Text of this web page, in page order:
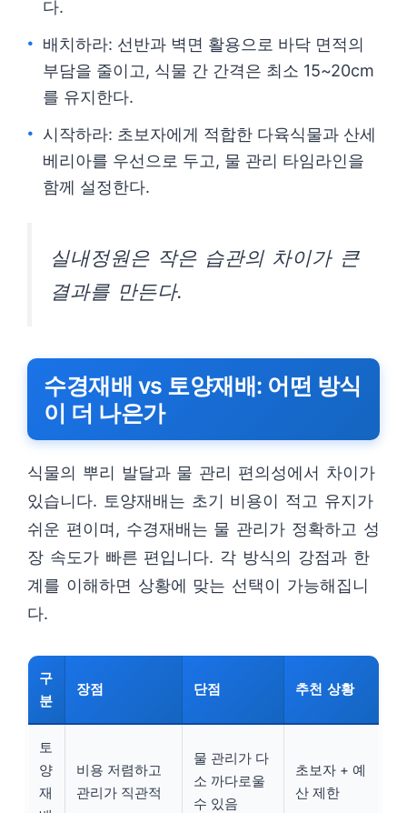
다.
배치하라: 선반과 벽면 활용으로 바닥 면적의
부담을 줄이고, 식물 간 간격은 최소 15~20cm
를 유지한다.
시작하라: 초보자에게 적합한 다육식물과 산세
베리아를 우선으로 두고, 물 관리 타임라인을
함께 설정한다.
실내정원은 작은 습관의 차이가 큰
결과를 만든다.
수경재배 vs 토양재배: 어떤 방식
이 더 나은가
식물의 뿌리 발달과 물 관리 편의성에서 차이가
있습니다. 토양재배는 초기 비용이 적고 유지가
쉬운 편이며, 수경재배는 물 관리가 정확하고 성
장 속도가 빠른 편입니다. 각 방식의 강점과 한
계를 이해하면 상황에 맞는 선택이 가능해집니
다.
구
분
장점 단점 추천 상황
토
양
재
비용 저렴하고
관리가 직관적
물 관리가 다
소 까다로울
수 있음
초보자 + 예
산 제한